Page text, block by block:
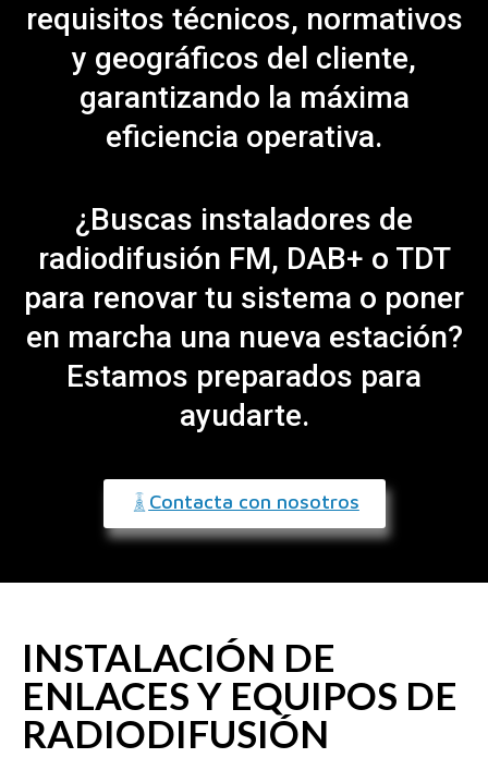
requisitos técnicos, normativos
y geográficos del cliente,
garantizando la máxima
eficiencia operativa.
¿Buscas instaladores de
radiodifusión FM, DAB+ o TDT
para renovar tu sistema o poner
en marcha una nueva estación?
Estamos preparados para
ayudarte.
Contacta con nosotros
INSTALACIÓN DE
ENLACES Y EQUIPOS DE
RADIODIFUSIÓN